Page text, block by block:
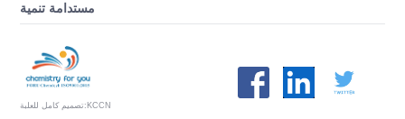
مستدامة تنمية
تصميم كامل للعلبة: KCCN